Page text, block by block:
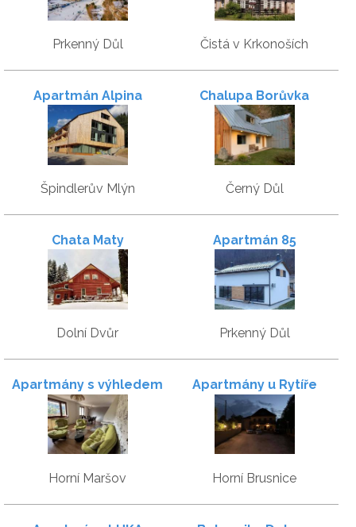
Prkenný Důl Čistá v Krkonoších
Apartmán Alpina
Špindlerův Mlýn
Chalupa Borůvka
Černý Důl
Chata Maty
Dolní Dvůr
Apartmán 85
Prkenný Důl
Apartmány s výhledem
Horní Maršov
Apartmány u Rytíře
Horní Brusnice